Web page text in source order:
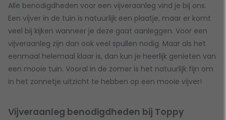
Montage benodigdheden
N, O
Ozon generator
Ozon reactor
Ozon voor vijver en koivijver
P
Planteneilanden
PVC knie 45º
Vijververlichting - Spots
Vijververwarming
Voorverpakte EPDM vijverfolie
Voorverpakte PVC vijverfolie
W
Waterornament
Waterval accessoires
Zwemvijver
Alle benodigdheden voor een vijveraanleg vind je bij ons.
Een vijver in de tuin is natuurlijk een plaatje, maar er komt
veel bij kijken wanneer je deze gaat aanleggen. Voor een
vijveraanleg zijn dan ook veel spullen nodig. Maar als het
eenmaal helemaal klaar is, dan kun je heerlijk genieten van
een mooie tuin. Vooral in de zomer is het natuurlijk fijn om
in het zonnetje uitzicht te hebben op een mooie vijver!
Vijveraanleg benodigdheden bij Toppy